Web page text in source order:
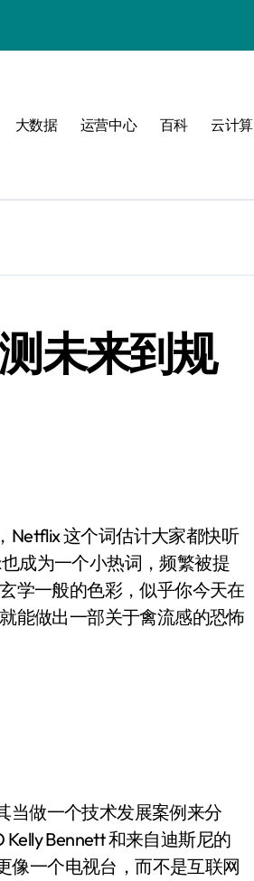
大数据 运营中心 百科 云计算
未来到规
成为一个小热词，频繁被提
学一般的色彩，似乎你今天在
能做出一部关于禽流感的恐怖
当做一个技术发展案例来分
Bennett 和来自迪斯尼的
像一个电视台，而不是互联网